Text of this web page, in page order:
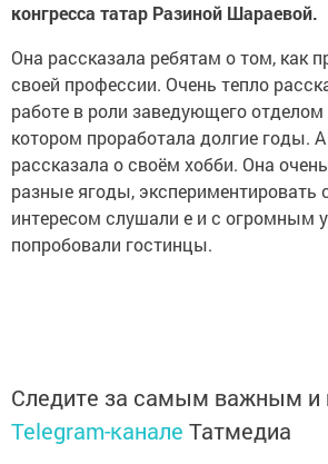
конгресса татар Разиной Шараевой.
Она рассказала ребятам о том, как
своей профессии. Очень тепло
работе в роли заведующего отделом
котором проработала долгие годы.
рассказала о своём хобби. Она
разные ягоды, экспериментировать
интересом слушали е и с огромным
попробовали гостинцы.
Следите за самым важным и
Telegram-канале Татмедиа